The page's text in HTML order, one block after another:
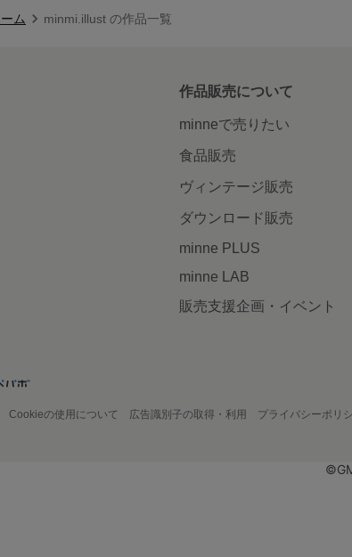
ム minmi.illust の作品一覧
作品販売について
minneで売りたい
食品販売
ヴィンテージ販売
ダウンロード販売
minne PLUS
minne LAB
販売支援企画・イベント
Cookieの使用について 広告識別子の取得・利用 プライバシーポリ